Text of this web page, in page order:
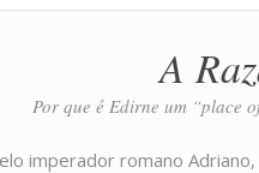
A
Por que é Edirne um “place
imperador romano